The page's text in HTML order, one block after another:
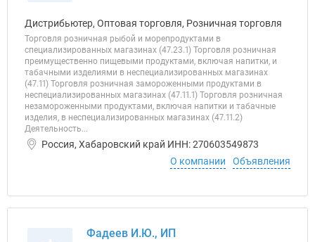
Дистрибьютер, Оптовая торговля, Розничная торговля
Торговля розничная рыбой и морепродуктами в
специализированных магазинах (47.23.1) Торговля розничная
преимущественно пищевыми продуктами, включая напитки, и
табачными изделиями в неспециализированных магазинах
(47.11) Торговля розничная замороженными продуктами в
неспециализированных магазинах (47.11.1) Торговля розничная
незамороженными продуктами, включая напитки и табачные
изделия, в неспециализированных магазинах (47.11.2)
Деятельность...
Россия, Хабаровский край ИНН: 270603549873
О компании
Объявления
Фадеев И.Ю., ИП